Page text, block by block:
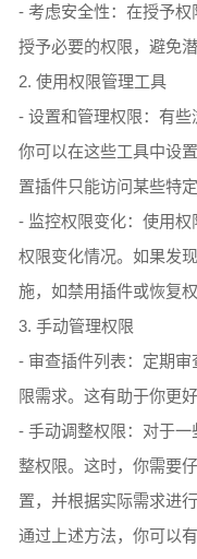
- 考虑安全性：在授予
授予必要的权限，避免
2. 使用权限管理工具
- 设置和管理权限：有些
你可以在这些工具中设
置插件只能访问某些特
- 监控权限变化：使用
权限变化情况。如果发
施，如禁用插件或恢复权
3. 手动管理权限
- 审查插件列表：定期
限需求。这有助于你更
- 手动调整权限：对于
整权限。这时，你需要
置，并根据实际需求进行
通过上述方法，你可以